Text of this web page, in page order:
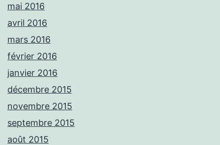
mai 2016
avril 2016
mars 2016
février 2016
janvier 2016
décembre 2015
novembre 2015
septembre 2015
août 2015